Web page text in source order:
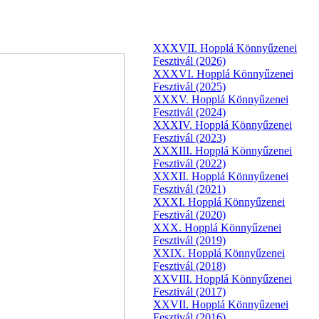
XXXVII. Hopplá Könnyűzenei
Fesztivál (2026)
XXXVI. Hopplá Könnyűzenei
Fesztivál (2025)
XXXV. Hopplá Könnyűzenei
Fesztivál (2024)
XXXIV. Hopplá Könnyűzenei
Fesztivál (2023)
XXXIII. Hopplá Könnyűzenei
Fesztivál (2022)
XXXII. Hopplá Könnyűzenei
Fesztivál (2021)
XXXI. Hopplá Könnyűzenei
Fesztivál (2020)
XXX. Hopplá Könnyűzenei
Fesztivál (2019)
XXIX. Hopplá Könnyűzenei
Fesztivál (2018)
XXVIII. Hopplá Könnyűzenei
Fesztivál (2017)
XXVII. Hopplá Könnyűzenei